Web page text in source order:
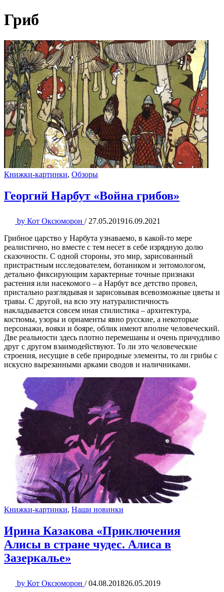
Гриб
Книжки-картинки, Обзоры
Георгий Нарбут «Война грибов»
by Кот Оксюморон / 27.05.201916.09.2021
Грибное царство у Нарбута узнаваемо, в какой-то мере
реалистично, но вместе с тем несет в себе изрядную долю
сказочности. С одной стороны, это мир, зарисованный
пристрастным исследователем, ботаником и энтомологом,
детально фиксирующим характерные точные признаки
растения или насекомого – а Нарбут все детство провел,
пристально разглядывая и зарисовывая всевозможные цветы и
травы. С другой, на всю эту натуралистичность
накладывается совсем иная стилистика – архитектура,
костюмы, узоры и орнаменты явно русские, а некоторые
персонажи, вояки и бояре, облик имеют вполне человеческий.
Две реальности здесь плотно перемешаны и очень причудливо
друг с другом взаимодействуют. То ли это человеческие
строения, несущие в себе природные элементы, то ли грибы с
искусно вырезанными арками сводов и наличниками.
Книжки-картинки, Наши новинки
Ирина Казакова «Приключения
Алисы в стране чудес. Алиса в
Зазеркалье»
by Кот Оксюморон / 04.08.201826.05.2019